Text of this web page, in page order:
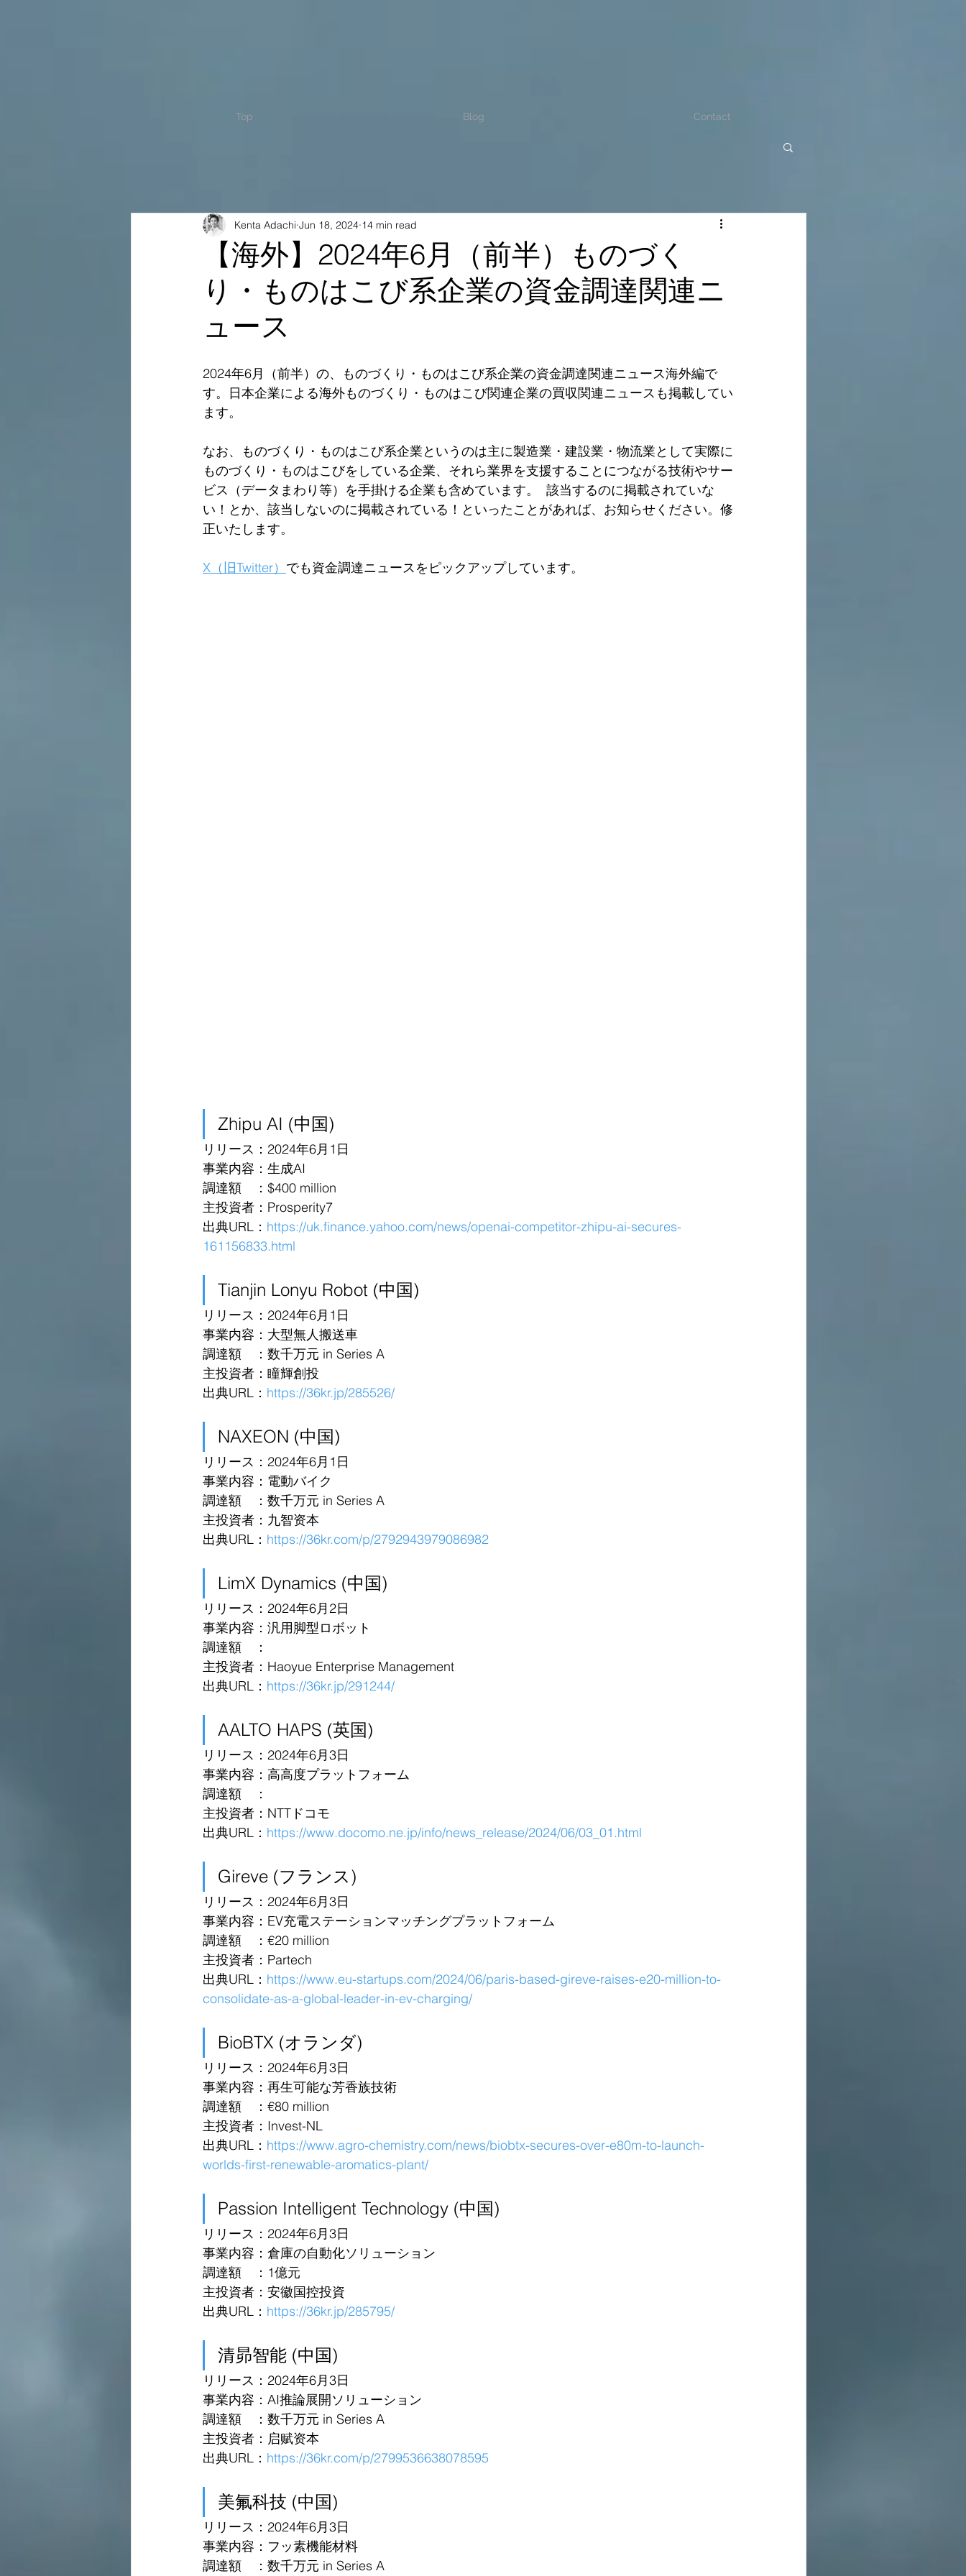
Top Blog Contact
【海外】2024年6月（前半）ものづく
り・ものはこび系企業の資金調達関連ニ
ュース
Kenta Adachi Jun 18, 2024 14 min read
2024年6月（前半）の、ものづくり・ものはこび系企業の資金調達関連ニュース海外編で
す。日本企業による海外ものづくり・ものはこび関連企業の買収関連ニュースも掲載してい
ます。
なお、ものづくり・ものはこび系企業というのは主に製造業・建設業・物流業として実際に
ものづくり・ものはこびをしている企業、それら業界を支援することにつながる技術やサー
ビス（データまわり等）を手掛ける企業も含めています。  該当するのに掲載されていな
い！とか、該当しないのに掲載されている！といったことがあれば、お知らせください。修
正いたします。
X（旧Twitter） でも資金調達ニュースをピックアップしています。
Zhipu AI (中国)
リリース：2024年6月1日
事業内容：生成AI
調達額　：$400 million
主投資者：Prosperity7
出典URL： https://uk.finance.yahoo.com/news/openai-competitor-zhipu-ai-secures-
161156833.html
Tianjin Lonyu Robot (中国)
リリース：2024年6月1日
事業内容：大型無人搬送車
調達額　：数千万元 in Series A
主投資者：瞳輝創投
出典URL： https://36kr.jp/285526/
NAXEON (中国)
リリース：2024年6月1日
事業内容：電動バイク
調達額　：数千万元 in Series A
主投資者：九智资本
出典URL： https://36kr.com/p/2792943979086982
LimX Dynamics (中国)
リリース：2024年6月2日
事業内容：汎用脚型ロボット
調達額　：
主投資者：Haoyue Enterprise Management
出典URL： https://36kr.jp/291244/
AALTO HAPS (英国)
リリース：2024年6月3日
事業内容：高高度プラットフォーム
調達額　：
主投資者：NTTドコモ
出典URL： https://www.docomo.ne.jp/info/news_release/2024/06/03_01.html
Gireve (フランス)
リリース：2024年6月3日
事業内容：EV充電ステーションマッチングプラットフォーム
調達額　：€20 million
主投資者：Partech
出典URL： https://www.eu-startups.com/2024/06/paris-based-gireve-raises-e20-million-to-
consolidate-as-a-global-leader-in-ev-charging/
BioBTX (オランダ)
リリース：2024年6月3日
事業内容：再生可能な芳香族技術
調達額　：€80 million
主投資者：Invest-NL
出典URL： https://www.agro-chemistry.com/news/biobtx-secures-over-e80m-to-launch-
worlds-first-renewable-aromatics-plant/
Passion Intelligent Technology (中国)
リリース：2024年6月3日
事業内容：倉庫の自動化ソリューション
調達額　：1億元
主投資者：安徽国控投資
出典URL： https://36kr.jp/285795/
清昴智能 (中国)
リリース：2024年6月3日
事業内容：AI推論展開ソリューション
調達額　：数千万元 in Series A
主投資者：启赋资本
出典URL： https://36kr.com/p/2799536638078595
美氟科技 (中国)
リリース：2024年6月3日
事業内容：フッ素機能材料
調達額　：数千万元 in Series A